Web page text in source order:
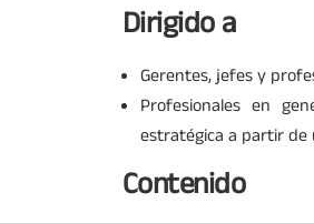
Dirigido a
Gerentes, jefes y
Profesionales en
estratégica a partir de
Contenido